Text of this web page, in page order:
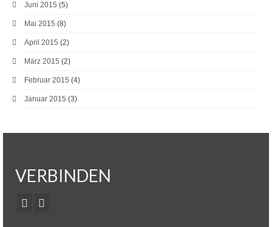
Juni 2015 (5)
Mai 2015 (8)
April 2015 (2)
März 2015 (2)
Februar 2015 (4)
Januar 2015 (3)
VERBINDEN